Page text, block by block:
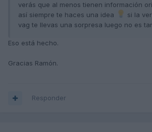
verás que al menos tienen información
así siempre te haces una idea
si la
vag te llevas una sorpresa luego no es
Eso está hecho.
Gracias Ramón.
Responder